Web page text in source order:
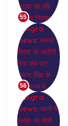
55
56